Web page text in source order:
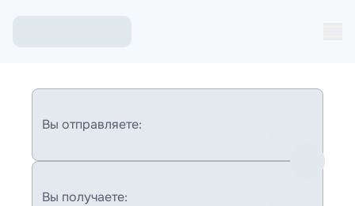
Вы отправляете:
Вы получаете: